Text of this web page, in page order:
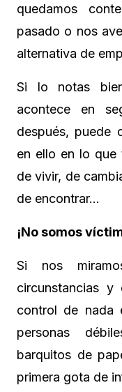
quedamos
pasado o nos
alternativa de
Si lo notas
acontece en
después, puede
en ello en lo que
de vivir, de
de encontrar…
¡No somos
Si nos
circunstancias
control de nada
personas
barquitos de
primera gota de